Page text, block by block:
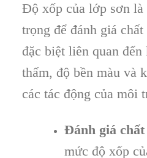
Độ xốp của lớp sơn là
trọng để đánh giá
đặc biệt liên quan đến
thấm, độ bền màu và
các tác động của môi
Đánh giá
mức độ xốp